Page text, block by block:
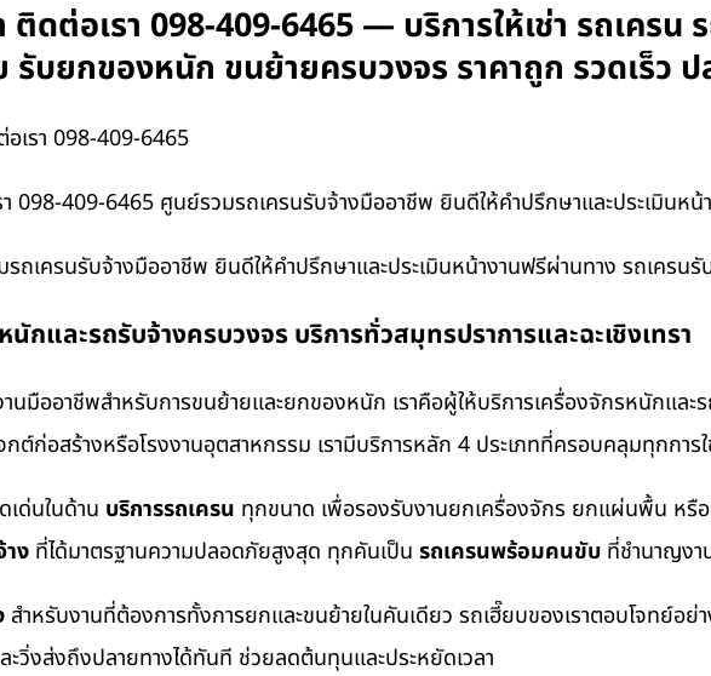
ติดต่อเรา 098-409-6465 — บริการให้เช่า รถเครน
รับยกของหนัก ขนย้ายครบวงจร ราคาถูก รวดเร็ว
เรา 098-409-6465
098-409-6465 ศูนย์รวมรถเครนรับจ้างมืออาชีพ ยินดีให้คำปรึกษาและประเมินห
ถเครนรับจ้างมืออาชีพ ยินดีให้คำปรึกษาและประเมินหน้างานฟรีผ่านทาง รถเครน
กและรถรับจ้างครบวงจร บริการทั่วสมุทรปราการและฉะเชิงเทรา
มืออาชีพสำหรับการขนย้ายและยกของหนัก เราคือผู้ให้บริการเครื่องจักรหนักแล
จกต์ก่อสร้างหรือโรงงานอุตสาหกรรม เรามีบริการหลัก 4 ประเภทที่ครอบคลุมทุกการ
เด่นในด้าน บริการรถเครน ทุกขนาด เพื่อรองรับงานยกเครื่องจักร ยกแผ่นพื้น หรื
ง ที่ได้มาตรฐานความปลอดภัยสูงสุด ทุกคันเป็น รถเครนพร้อมคนขับ ที่ชำนาญง
สำหรับงานที่ต้องการทั้งการยกและขนย้ายในคันเดียว รถเฮี๊ยบของเราตอบโจทย์อ
ะวิ่งส่งถึงปลายทางได้ทันที ช่วยลดต้นทุนและประหยัดเวลา